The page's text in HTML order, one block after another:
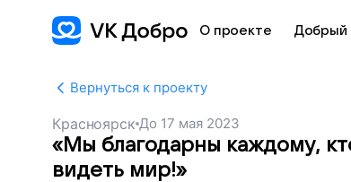
О проекте Добрый
Вернуться к проекту
Красноярск До 17 мая 2023
«Мы благодарны каждому,
видеть мир!»